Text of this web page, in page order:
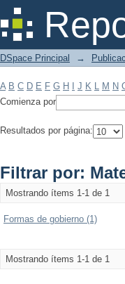
Filtrar por:
DSpace Principal →
A B C D E F G H J K L M N
Comienza por
Resultados por página:
Filtrar por:
Mostrando ítems 1-1 de 1
Formas de gobierno (1)
Mostrando ítems 1-1 de 1